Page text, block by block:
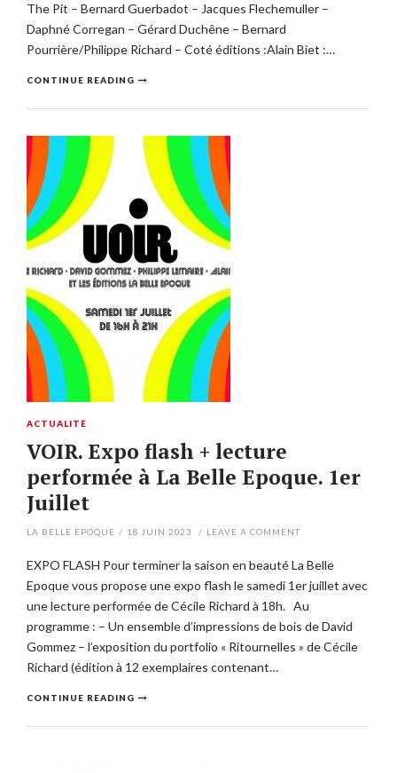
The Pit – Bernard Guerbadot – Jacques Flechemuller –
Daphné Corregan – Gérard Duchêne – Bernard
Pourrière/Philippe Richard – Coté éditions :Alain Biet :…
CONTINUE READING
ACTUALITÉ
VOIR. Expo flash + lecture
performée à La Belle Epoque. 1er
Juillet
LA BELLE EPOQUE / 18 JUIN 2023 / LEAVE A COMMENT
EXPO FLASH Pour terminer la saison en beauté La Belle
Epoque vous propose une expo flash le samedi 1er juillet avec
une lecture performée de Cécile Richard à 18h. Au
programme : – Un ensemble d’impressions de bois de David
Gommez – l’exposition du portfolio « Ritournelles » de Cécile
Richard (édition à 12 exemplaires contenant…
CONTINUE READING